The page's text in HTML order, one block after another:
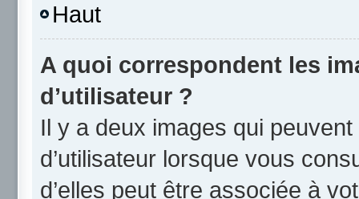
Haut
A quoi correspondent les
d’utilisateur ?
Il y a deux images qui
d’utilisateur lorsque vous
d’elles peut être associée à